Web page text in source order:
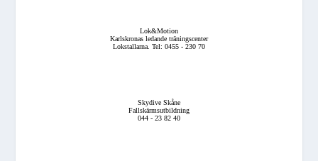
Lok&Motion
Karlskronas ledande träningscenter
Lokstallarna. Tel: 0455 - 230 70
Skydive Skåne
Fallskärmsutbildning
044 - 23 82 40